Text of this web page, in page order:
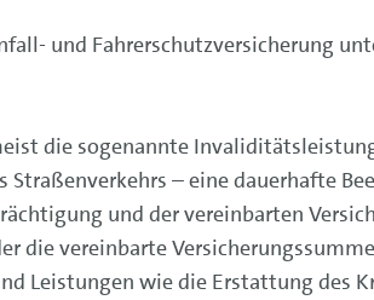
und Fahrerschutzversicherung
die sogenannte
Straßenverkehrs – eine dauerhafte
und der vereinbarten
die vereinbarte
Leistungen wie die Erstattung des